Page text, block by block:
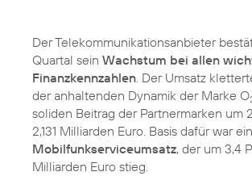
Der Telekommunikationsanbieter
Quartal sein Wachstum bei allen
Finanzkennzahlen. Der Umsatz
der anhaltenden Dynamik der Marke O
soliden Beitrag der Partnermarken um
2,131 Milliarden Euro. Basis dafür war
Mobilfunkserviceumsatz, der um 3,4
Milliarden Euro stieg.